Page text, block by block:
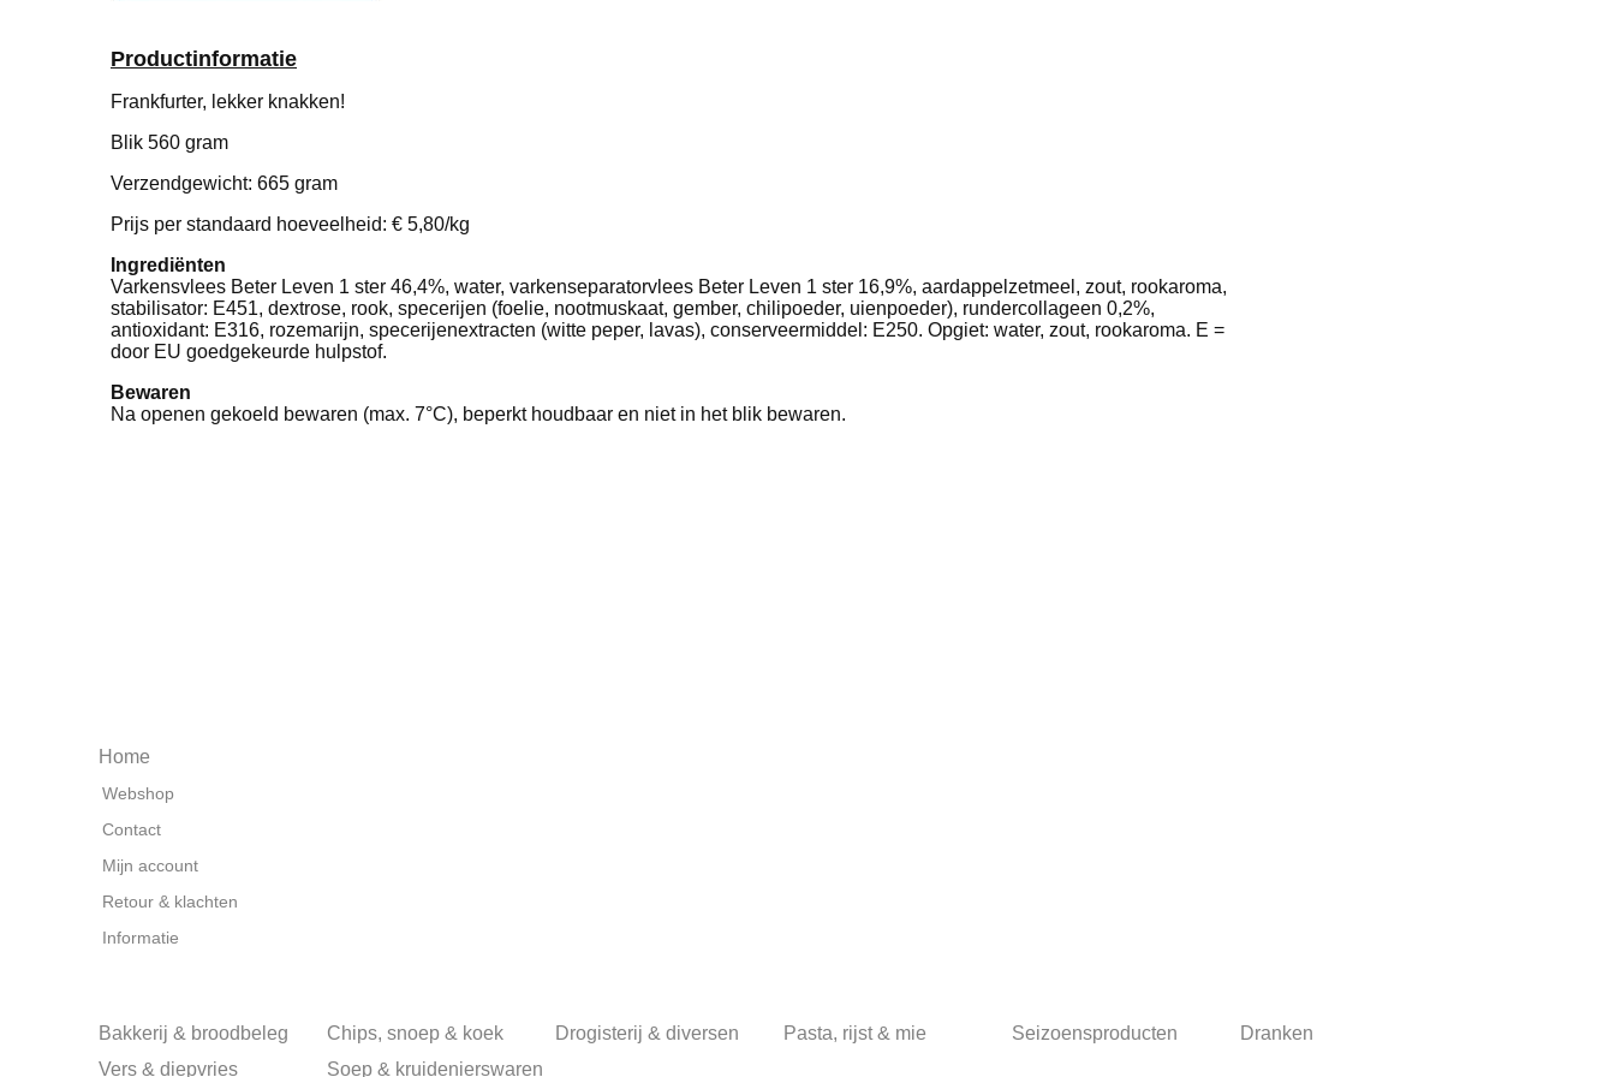
Productinformatie
Frankfurter, lekker knakken!
Blik 560 gram
Verzendgewicht: 665 gram
Prijs per standaard hoeveelheid: € 5,80/kg
Ingrediënten
Varkensvlees Beter Leven 1 ster 46,4%, water, varkenseparatorvlees Beter Leven 1 ster 16,9%, aardappelzetmeel, zout, rookaroma,
stabilisator: E451, dextrose, rook, specerijen (foelie, nootmuskaat, gember, chilipoeder, uienpoeder), rundercollageen 0,2%,
antioxidant: E316, rozemarijn, specerijenextracten (witte peper, lavas), conserveermiddel: E250. Opgiet: water, zout, rookaroma. E =
door EU goedgekeurde hulpstof.
Bewaren
Na openen gekoeld bewaren (max. 7°C), beperkt houdbaar en niet in het blik bewaren.
Home
Webshop
Contact
Mijn account
Retour & klachten
Informatie
Bakkerij & broodbeleg Chips, snoep & koek Drogisterij & diversen Pasta, rijst & mie Seizoensproducten
Dranken
Vers & diepvries
Soep & kruidenierswaren